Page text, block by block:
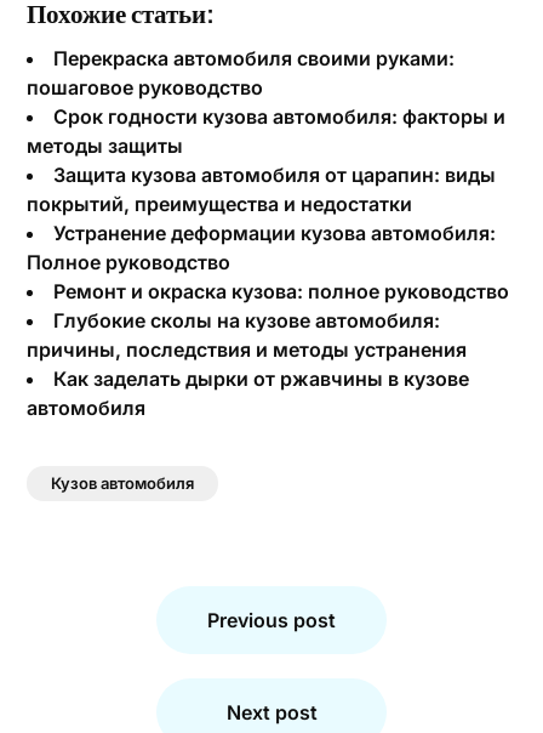
Похожие статьи:
Перекраска автомобиля своими руками:
пошаговое руководство
Срок годности кузова автомобиля: факторы и
методы защиты
Защита кузова автомобиля от царапин: виды
покрытий, преимущества и недостатки
Устранение деформации кузова автомобиля:
Полное руководство
Ремонт и окраска кузова: полное руководство
Глубокие сколы на кузове автомобиля:
причины, последствия и методы устранения
Как заделать дырки от ржавчины в кузове
автомобиля
Кузов автомобиля
Previous post
Next post